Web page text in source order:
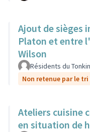
Ajout de sièges
Platon et entre
Wilson
Résidents du Tonkin
Non retenue par le
Ateliers cuisine
en situation de